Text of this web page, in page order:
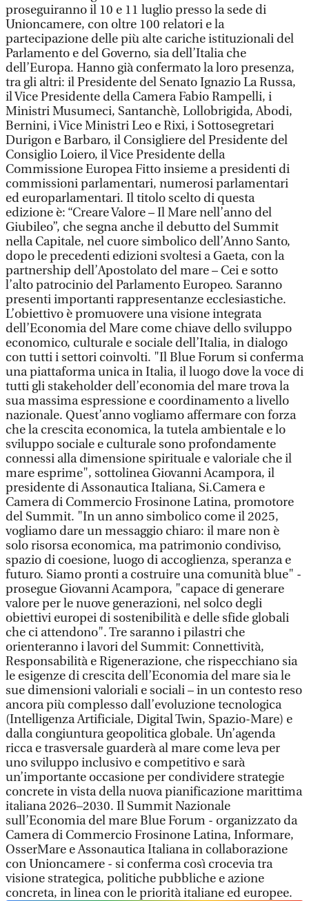
proseguiranno il 10 e 11 luglio presso la sede di
Unioncamere, con oltre 100 relatori e la
partecipazione delle più alte cariche istituzionali del
Parlamento e del Governo, sia dell’Italia che
dell’Europa. Hanno già confermato la loro presenza,
tra gli altri: il Presidente del Senato Ignazio La Russa,
il Vice Presidente della Camera Fabio Rampelli, i
Ministri Musumeci, Santanchè, Lollobrigida, Abodi,
Bernini, i Vice Ministri Leo e Rixi, i Sottosegretari
Durigon e Barbaro, il Consigliere del Presidente del
Consiglio Loiero, il Vice Presidente della
Commissione Europea Fitto insieme a presidenti di
commissioni parlamentari, numerosi parlamentari
ed europarlamentari. Il titolo scelto di questa
edizione è: “Creare Valore – Il Mare nell’anno del
Giubileo”, che segna anche il debutto del Summit
nella Capitale, nel cuore simbolico dell’Anno Santo,
dopo le precedenti edizioni svoltesi a Gaeta, con la
partnership dell’Apostolato del mare – Cei e sotto
l’alto patrocinio del Parlamento Europeo. Saranno
presenti importanti rappresentanze ecclesiastiche.
L’obiettivo è promuovere una visione integrata
dell’Economia del Mare come chiave dello sviluppo
economico, culturale e sociale dell’Italia, in dialogo
con tutti i settori coinvolti. "Il Blue Forum si conferma
una piattaforma unica in Italia, il luogo dove la voce di
tutti gli stakeholder dell’economia del mare trova la
sua massima espressione e coordinamento a livello
nazionale. Quest’anno vogliamo affermare con forza
che la crescita economica, la tutela ambientale e lo
sviluppo sociale e culturale sono profondamente
connessi alla dimensione spirituale e valoriale che il
mare esprime", sottolinea Giovanni Acampora, il
presidente di Assonautica Italiana, Si.Camera e
Camera di Commercio Frosinone Latina, promotore
del Summit. "In un anno simbolico come il 2025,
vogliamo dare un messaggio chiaro: il mare non è
solo risorsa economica, ma patrimonio condiviso,
spazio di coesione, luogo di accoglienza, speranza e
futuro. Siamo pronti a costruire una comunità blue" -
prosegue Giovanni Acampora, "capace di generare
valore per le nuove generazioni, nel solco degli
obiettivi europei di sostenibilità e delle sfide globali
che ci attendono". Tre saranno i pilastri che
orienteranno i lavori del Summit: Connettività,
Responsabilità e Rigenerazione, che rispecchiano sia
le esigenze di crescita dell’Economia del mare sia le
sue dimensioni valoriali e sociali – in un contesto reso
ancora più complesso dall’evoluzione tecnologica
(Intelligenza Artificiale, Digital Twin, Spazio-Mare) e
dalla congiuntura geopolitica globale. Un’agenda
ricca e trasversale guarderà al mare come leva per
uno sviluppo inclusivo e competitivo e sarà
un’importante occasione per condividere strategie
concrete in vista della nuova pianificazione marittima
italiana 2026–2030. Il Summit Nazionale
sull’Economia del mare Blue Forum - organizzato da
Camera di Commercio Frosinone Latina, Informare,
OsserMare e Assonautica Italiana in collaborazione
con Unioncamere - si conferma così crocevia tra
visione strategica, politiche pubbliche e azione
concreta, in linea con le priorità italiane ed europee.